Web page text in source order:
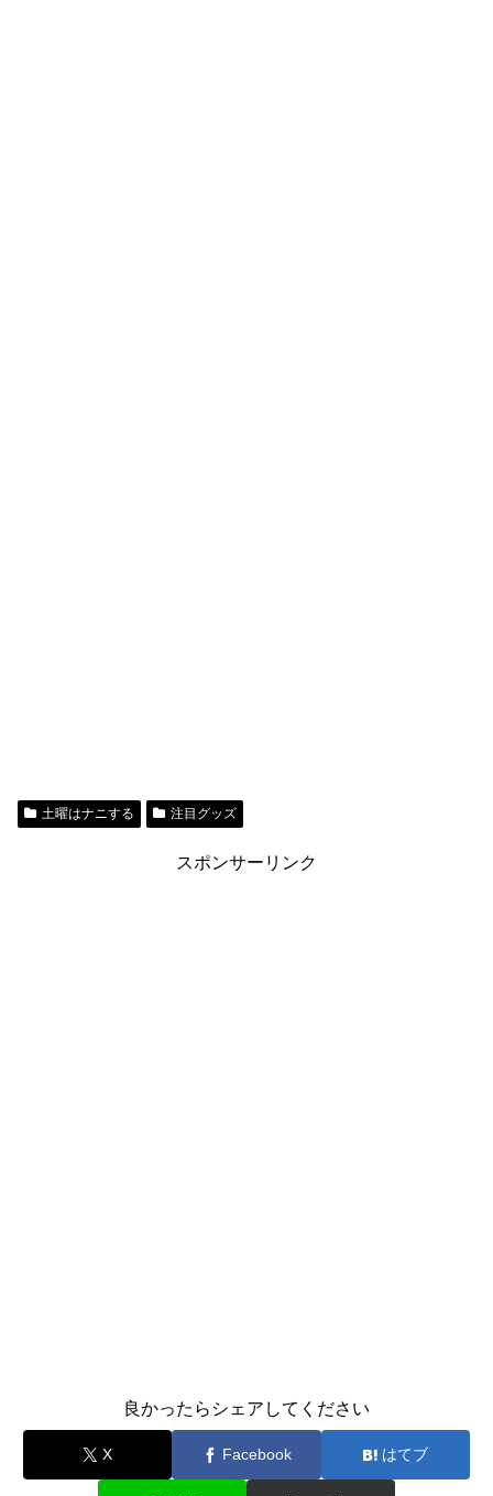
土曜はナニする 注目グッズ
スポンサーリンク
良かったらシェアしてください
X Facebook はてブ